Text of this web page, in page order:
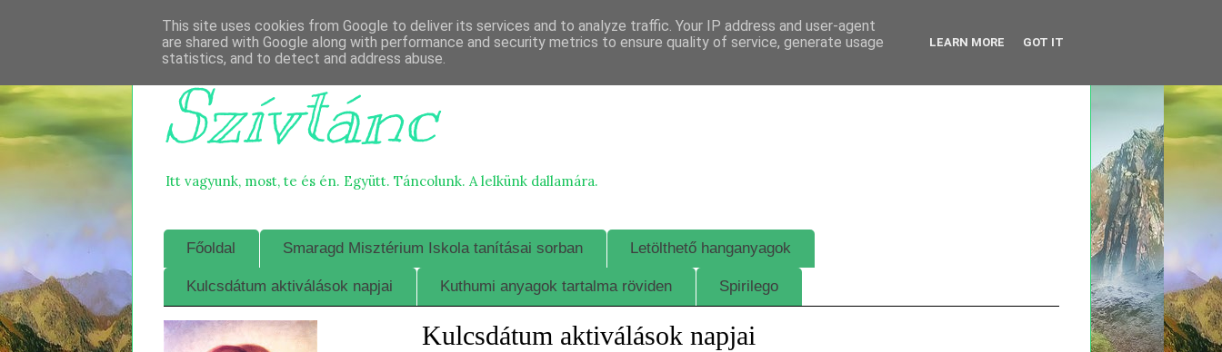
Szívtánc
Itt vagyunk, most, te és én. Együtt. Táncolunk. A lelkünk dallamára.
Főoldal Smaragd Misztérium Iskola tanításai sorban Letölthető hanganyagok
Kulcsdátum aktiválások napjai Kuthumi anyagok tartalma röviden Spirilego
Kulcsdátum aktiválások napjai
This site uses cookies from Google to deliver its services and to analyze traffic. Your IP address and user-agent
are shared with Google along with performance and security metrics to ensure quality of service, generate usage
statistics, and to detect and address abuse.
LEARN MORE GOT IT